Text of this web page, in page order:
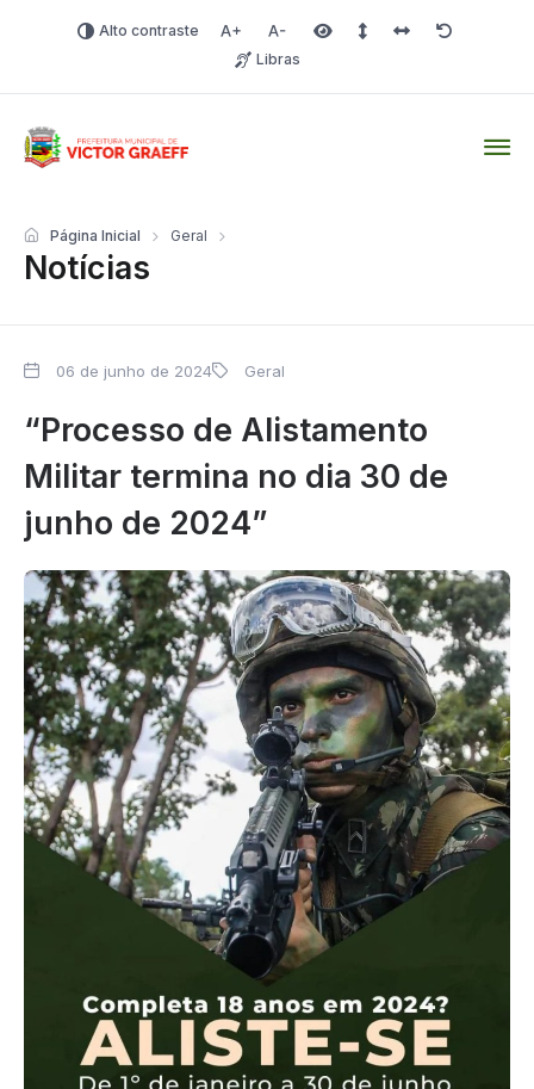
Alto contraste Aumentar fonte
Diminuir fonteÁrea selecionada
Espaçamento de linha
Espaço dos
Redefinir
Libras
Notícias
Página Inicial Geral
06 de junho de 2024 Geral
“Processo de Alistamento
Militar termina no dia 30 de
junho de 2024”